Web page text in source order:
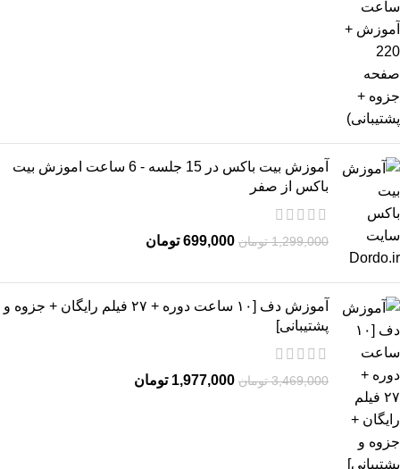
آموزش بیت باکس در 15 جلسه - 6 ساعت اموزش بیت
باکس از صفر
1,299,000 تومان 699,000 تومان
آموزش دف [۱۰ ساعت دوره + ۲۷ فیلم رایگان + جزوه و
پشتیبانی]
3,469,000 تومان 1,977,000 تومان